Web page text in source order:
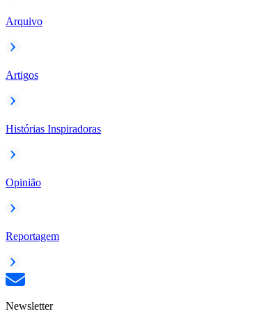
Arquivo
Artigos
Histórias Inspiradoras
Opinião
Reportagem
Newsletter